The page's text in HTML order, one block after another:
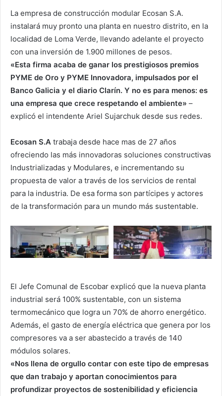
La empresa de construcción modular Ecosan S.A.
instalará muy pronto una planta en nuestro distrito, en la
localidad de Loma Verde, llevando adelante el proyecto
con una inversión de 1.900 millones de pesos.
«Esta firma acaba de ganar los prestigiosos premios
PYME de Oro y PYME Innovadora, impulsados por el
Banco Galicia y el diario Clarín. Y no es para menos: es
una empresa que crece respetando el ambiente» –
explicó el intendente Ariel Sujarchuk desde sus redes.
Ecosan S.A trabaja desde hace mas de 27 años
ofreciendo las más innovadoras soluciones constructivas
Industrializadas y Modulares, e incrementando su
propuesta de valor a través de los servicios de rental
para la industria. De esa forma son partícipes y actores
de la transformación para un mundo más sustentable.
El Jefe Comunal de Escobar explicó que la nueva planta
industrial será 100% sustentable, con un sistema
termomecánico que logra un 70% de ahorro energético.
Además, el gasto de energía eléctrica que genera por los
compresores va a ser abastecido a través de 140
módulos solares.
«Nos llena de orgullo contar con este tipo de empresas
que dan trabajo y aportan conocimientos para
profundizar proyectos de sostenibilidad y eficiencia